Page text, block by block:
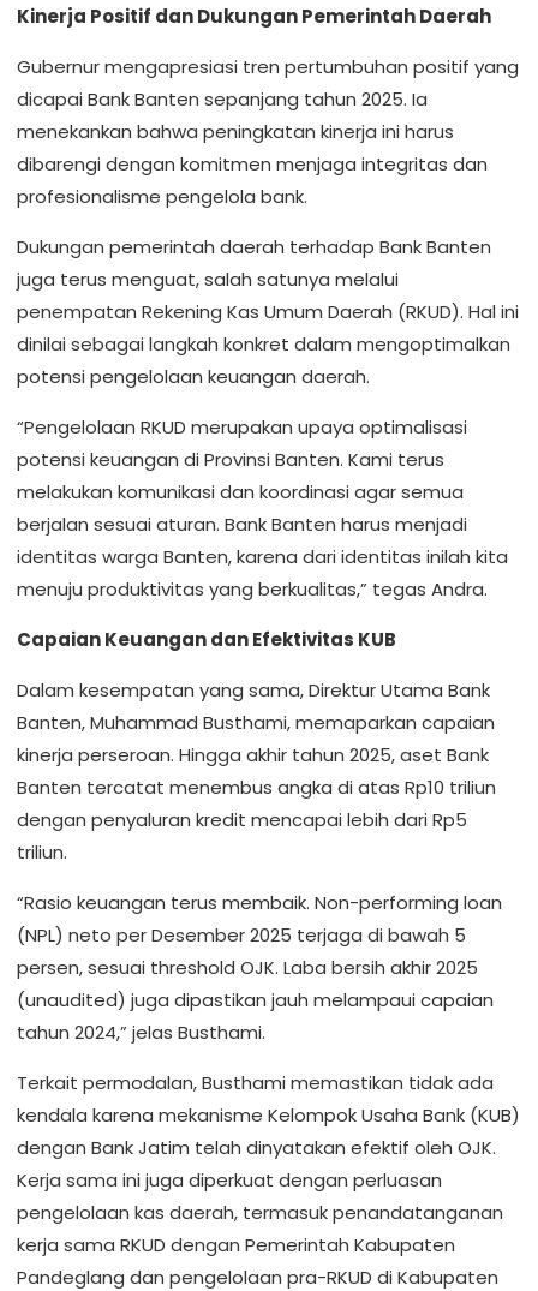
Kinerja Positif dan Dukungan Pemerintah Daerah
Gubernur mengapresiasi tren pertumbuhan positif yang
dicapai Bank Banten sepanjang tahun 2025. Ia
menekankan bahwa peningkatan kinerja ini harus
dibarengi dengan komitmen menjaga integritas dan
profesionalisme pengelola bank.
Dukungan pemerintah daerah terhadap Bank Banten
juga terus menguat, salah satunya melalui
penempatan Rekening Kas Umum Daerah (RKUD). Hal ini
dinilai sebagai langkah konkret dalam mengoptimalkan
potensi pengelolaan keuangan daerah.
“Pengelolaan RKUD merupakan upaya optimalisasi
potensi keuangan di Provinsi Banten. Kami terus
melakukan komunikasi dan koordinasi agar semua
berjalan sesuai aturan. Bank Banten harus menjadi
identitas warga Banten, karena dari identitas inilah kita
menuju produktivitas yang berkualitas,” tegas Andra.
Capaian Keuangan dan Efektivitas KUB
Dalam kesempatan yang sama, Direktur Utama Bank
Banten, Muhammad Busthami, memaparkan capaian
kinerja perseroan. Hingga akhir tahun 2025, aset Bank
Banten tercatat menembus angka di atas Rp10 triliun
dengan penyaluran kredit mencapai lebih dari Rp5
triliun.
“Rasio keuangan terus membaik. Non-performing loan
(NPL) neto per Desember 2025 terjaga di bawah 5
persen, sesuai threshold OJK. Laba bersih akhir 2025
(unaudited) juga dipastikan jauh melampaui capaian
tahun 2024,” jelas Busthami.
Terkait permodalan, Busthami memastikan tidak ada
kendala karena mekanisme Kelompok Usaha Bank (KUB)
dengan Bank Jatim telah dinyatakan efektif oleh OJK.
Kerja sama ini juga diperkuat dengan perluasan
pengelolaan kas daerah, termasuk penandatanganan
kerja sama RKUD dengan Pemerintah Kabupaten
Pandeglang dan pengelolaan pra-RKUD di Kabupaten